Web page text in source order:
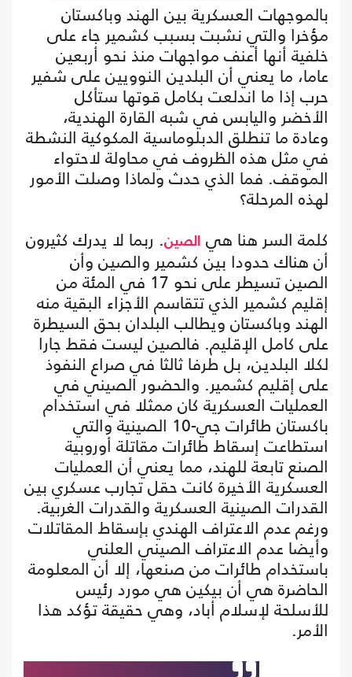
بالموجهات العسكرية بين الهند وباكستان
مؤخرا والتي نشبت بسبب كشمير جاء على
خلفية أنها أعنف مواجهات منذ نحو أربعين
عاما، ما يعني أن البلدين النوويين على شفير
حرب إذا ما اندلعت بكامل قوتها ستأكل
الأخضر واليابس في شبه القارة الهندية،
وعادة ما تنطلق الدبلوماسية المكوكية النشطة
في مثل هذه الظروف في محاولة لاحتواء
الموقف. فما الذي حدث ولماذا وصلت الأمور
لهذه المرحلة؟
كلمة السر هنا هي
الصين. ربما لا يدرك كثيرون
أن هناك حدودا بين كشمير والصين وأن
الصين تسيطر على نحو 17 في المئة من
إقليم كشمير الذي تتقاسم الأجزاء البقية منه
الهند وباكستان ويطالب البلدان بحق السيطرة
على كامل الإقليم. فالصين ليست فقط جارا
لكلا البلدين، بل طرفا ثالثا في صراع النفوذ
على إقليم كشمير. والحضور الصيني في
العمليات العسكرية كان ممثلا في استخدام
باكستان طائرات جي-10 الصينية والتي
استطاعت إسقاط طائرات مقاتلة أوروبية
الصنع تابعة للهند، مما يعني أن العمليات
العسكرية الأخيرة كانت حقل تجارب عسكري بين
القدرات الصينية العسكرية والقدرات الغربية.
ورغم عدم الاعتراف الهندي بإسقاط المقاتلات
وأيضا عدم الاعتراف الصيني العلني
باستخدام طائرات من صنعها، إلا أن المعلومة
الحاضرة هي أن بيكين هي مورد رئيس
للأسلحة لإسلام أباد، وهي حقيقة تؤكد هذا
الأمر.